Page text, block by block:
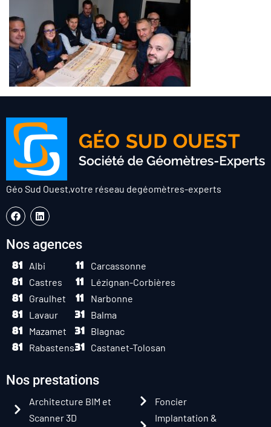
Géo Sud Ouest,votre réseau degéomètres-experts
Nos agences
Albi
Castres
Graulhet
Lavaur
Mazamet
Rabastens
Carcassonne
Lézignan-Corbières
Narbonne
Balma
Blagnac
Castanet-Tolosan
Nos prestations
Architecture BIM et
Scanner 3D
Foncier
Implantation &